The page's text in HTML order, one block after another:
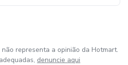
representa a opinião da Hotmart.
denuncie aqui